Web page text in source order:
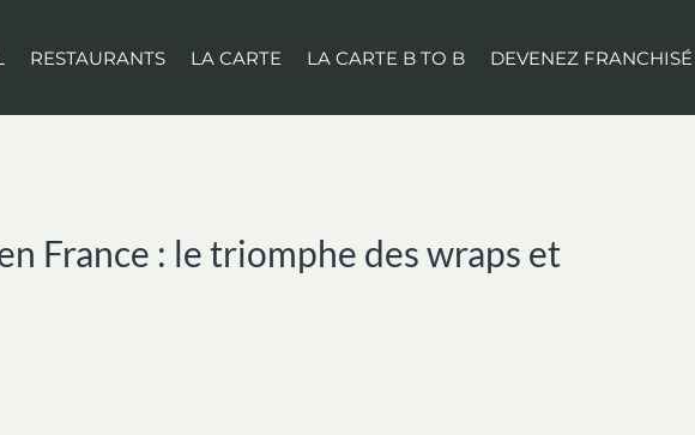
RESTAURANTS LA CARTE LA CARTE B TO B DEVENEZ FRANCHISÉ
en France : le triomphe des wraps et